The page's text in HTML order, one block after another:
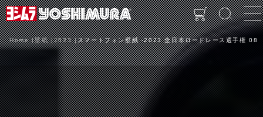
Home 壁紙 2023 スマートフォン壁紙 -2023 全日本ロードレース選手権 08